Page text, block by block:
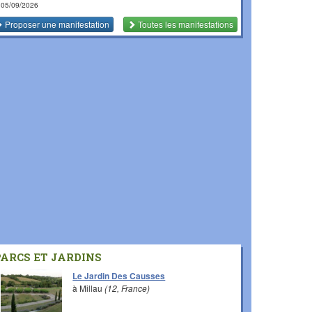
09/2026
Proposer une manifestation Toutes les manifestations
ET JARDINS
Le Jardin Des Causses
à Millau(12, France)